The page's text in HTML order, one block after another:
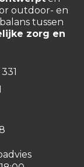
outdoor- en
tussen
zorg en